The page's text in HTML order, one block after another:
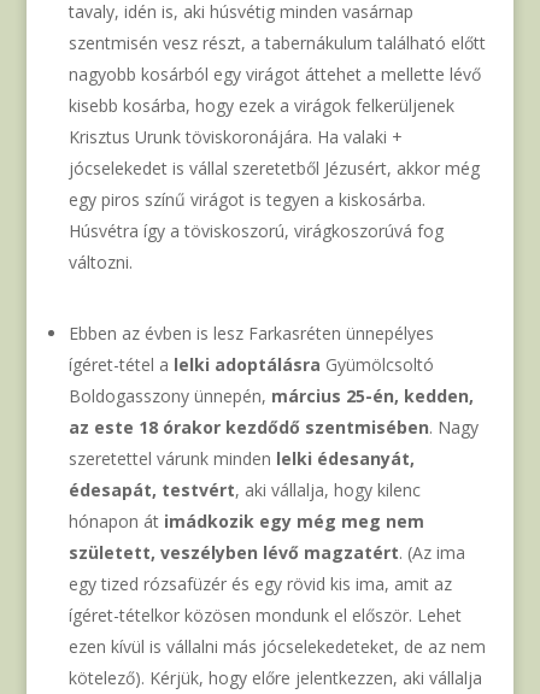
tavaly, idén is, aki húsvétig minden vasárnap
szentmisén vesz részt, a tabernákulum található előtt
nagyobb kosárból egy virágot áttehet a mellette lévő
kisebb kosárba, hogy ezek a virágok felkerüljenek
Krisztus Urunk töviskoronájára. Ha valaki +
jócselekedet is vállal szeretetből Jézusért, akkor még
egy piros színű virágot is tegyen a kiskosárba.
Húsvétra így a töviskoszorú, virágkoszorúvá fog
változni.
Ebben az évben is lesz Farkasréten ünnepélyes
ígéret-tétel a lelki adoptálásra Gyümölcsoltó
Boldogasszony ünnepén, március 25-én, kedden,
az este 18 órakor kezdődő szentmisében. Nagy
szeretettel várunk minden lelki édesanyát,
édesapát, testvért, aki vállalja, hogy kilenc
hónapon át imádkozik egy még meg nem
született, veszélyben lévő magzatért. (Az ima
egy tized rózsafüzér és egy rövid kis ima, amit az
ígéret-tételkor közösen mondunk el először. Lehet
ezen kívül is vállalni más jócselekedeteket, de az nem
kötelező). Kérjük, hogy előre jelentkezzen, aki vállalja